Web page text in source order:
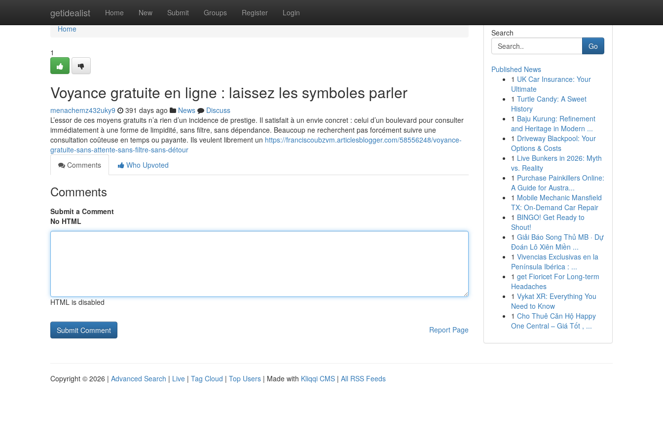
getidealist Home New Submit Groups Register Login
Home
Home
1
Voyance gratuite en ligne : laissez les symboles parler
menachemz432uky9 391 days ago News
Discuss
L’essor de ces moyens gratuits n’a rien d’un incidence de prestige. Il satisfait à un envie concret : celui d’un boulevard pour consulter
immédiatement à une forme de limpidité, sans filtre, sans dépendance. Beaucoup ne recherchent pas forcément suivre une
consultation coûteuse en temps ou payante. Ils veulent librement un https://franciscoubzvm.articlesblogger.com/58556248/voyance-
gratuite-sans-attente-sans-filtre-sans-détour
Comments
Who Upvoted
Comments
Submit a Comment
No HTML
HTML is disabled
Report Page
Search
Go
Published News
1 UK Car Insurance: Your
Ultimate
1 Turtle Candy: A Sweet
History
1 Baju Kurung: Refinement
and Heritage in Modern ...
1 Driveway Blackpool: Your
Options & Costs
1 Live Bunkers in 2026: Myth
vs. Reality
1 Purchase Painkillers Online:
A Guide for Austra...
1 Mobile Mechanic Mansfield
TX: On-Demand Car Repair
1 BINGO! Get Ready to
Shout!
1 Giải Báo Song Thủ MB · Dự
Đoán Lô Xiên Miền ...
1 Vivencias Exclusivas en la
Península Ibérica : ...
1 get Fioricet For Long-term
Headaches
1 Vykat XR: Everything You
Need to Know
1 Cho Thuê Căn Hộ Happy
One Central – Giá Tốt , ...
Copyright © 2026 | Advanced Search | Live | Tag Cloud | Top Users | Made with Kliqqi CMS | All RSS Feeds